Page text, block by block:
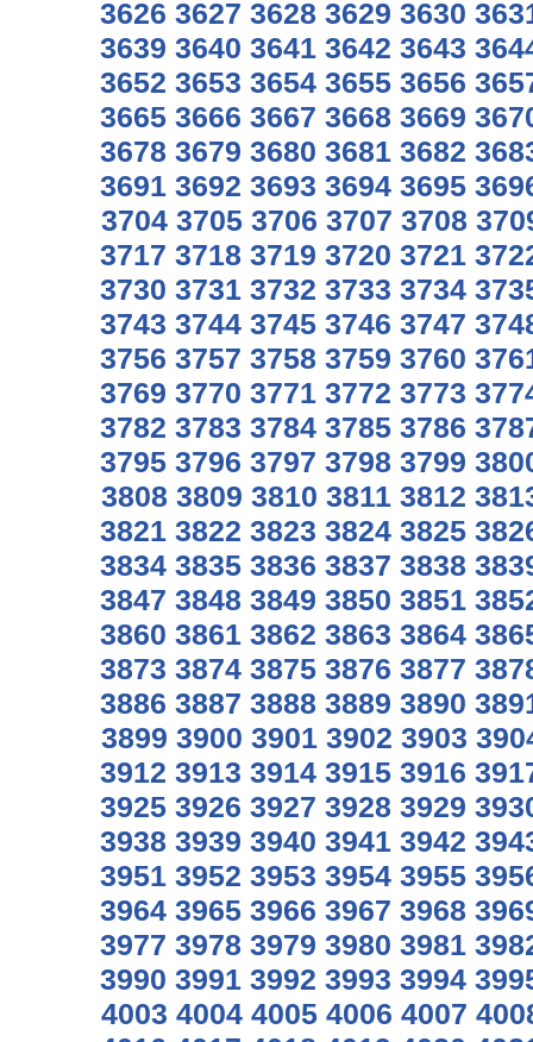
3626 3627 3628 3629 3630
3639 3640 3641 3642 3643
3652 3653 3654 3655 3656
3665 3666 3667 3668 3669
3678 3679 3680 3681 3682
3691 3692 3693 3694 3695
3704 3705 3706 3707 3708
3717 3718 3719 3720 3721
3730 3731 3732 3733 3734
3743 3744 3745 3746 3747
3756 3757 3758 3759 3760
3769 3770 3771 3772 3773
3782 3783 3784 3785 3786
3795 3796 3797 3798 3799
3808 3809 3810 3811 3812
3821 3822 3823 3824 3825
3834 3835 3836 3837 3838
3847 3848 3849 3850 3851
3860 3861 3862 3863 3864
3873 3874 3875 3876 3877
3886 3887 3888 3889 3890
3899 3900 3901 3902 3903
3912 3913 3914 3915 3916
3925 3926 3927 3928 3929
3938 3939 3940 3941 3942
3951 3952 3953 3954 3955
3964 3965 3966 3967 3968
3977 3978 3979 3980 3981
3990 3991 3992 3993 3994
4003 4004 4005 4006 4007